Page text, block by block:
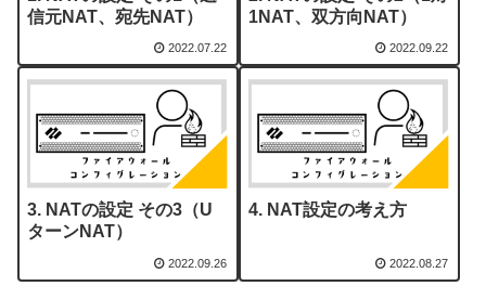
信元NAT、宛先NAT）
2022.07.22
1NAT、双方向NAT）
2022.09.22
NATの設定 その3（U
ターンNAT）
2022.09.26
NAT設定の考え方
2022.08.27